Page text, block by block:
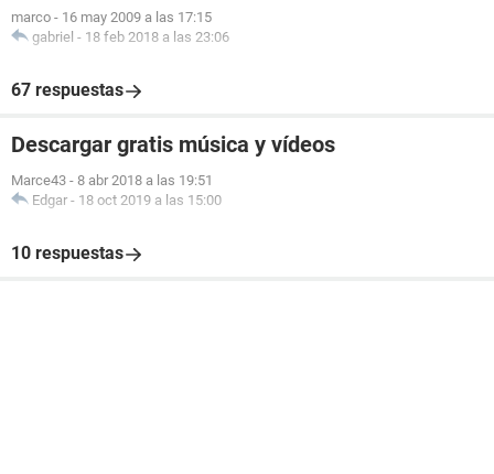
marco - 16 may 2009 a las 17:15
gabriel - 18 feb 2018 a las 23:06
67 respuestas
Descargar gratis música y vídeos
Marce43 - 8 abr 2018 a las 19:51
Edgar - 18 oct 2019 a las 15:00
10 respuestas